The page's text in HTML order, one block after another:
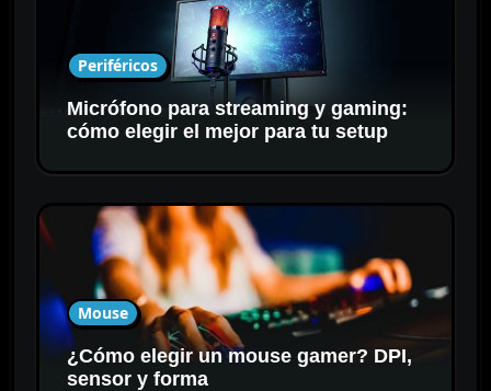
Periféricos
Micrófono para streaming y gaming:
cómo elegir el mejor para tu setup
Mouse
¿Cómo elegir un mouse gamer? DPI,
sensor y forma